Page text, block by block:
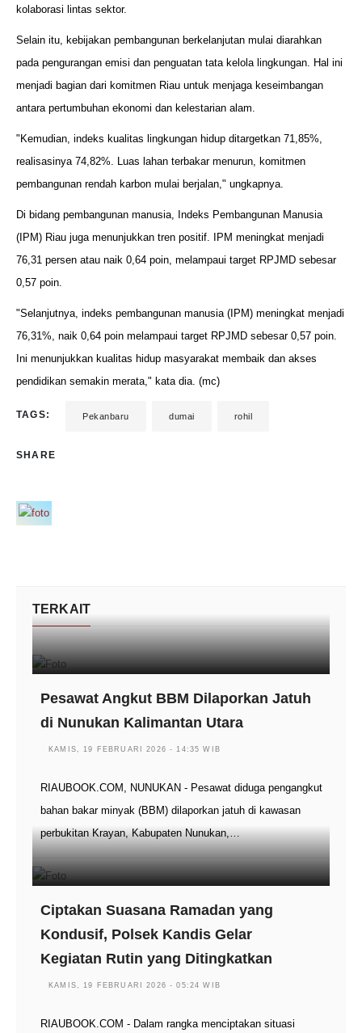
kolaborasi lintas sektor.
Selain itu, kebijakan pembangunan berkelanjutan mulai diarahkan
pada pengurangan emisi dan penguatan tata kelola lingkungan. Hal ini
menjadi bagian dari komitmen Riau untuk menjaga keseimbangan
antara pertumbuhan ekonomi dan kelestarian alam.
"Kemudian, indeks kualitas lingkungan hidup ditargetkan 71,85%,
realisasinya 74,82%. Luas lahan terbakar menurun, komitmen
pembangunan rendah karbon mulai berjalan," ungkapnya.
Di bidang pembangunan manusia, Indeks Pembangunan Manusia
(IPM) Riau juga menunjukkan tren positif. IPM meningkat menjadi
76,31 persen atau naik 0,64 poin, melampaui target RPJMD sebesar
0,57 poin.
"Selanjutnya, indeks pembangunan manusia (IPM) meningkat menjadi
76,31%, naik 0,64 poin melampaui target RPJMD sebesar 0,57 poin.
Ini menunjukkan kualitas hidup masyarakat membaik dan akses
pendidikan semakin merata," kata dia. (mc)
TAGS: Pekanbaru dumai rohil
SHARE
TERKAIT
Pesawat Angkut BBM Dilaporkan Jatuh
di Nunukan Kalimantan Utara
KAMIS, 19 FEBRUARI 2026 - 14:35 WIB
RIAUBOOK.COM, NUNUKAN - Pesawat diduga pengangkut
bahan bakar minyak (BBM) dilaporkan jatuh di kawasan
perbukitan Krayan, Kabupaten Nunukan,…
Ciptakan Suasana Ramadan yang
Kondusif, Polsek Kandis Gelar
Kegiatan Rutin yang Ditingkatkan
KAMIS, 19 FEBRUARI 2026 - 05:24 WIB
RIAUBOOK.COM - Dalam rangka menciptakan situasi